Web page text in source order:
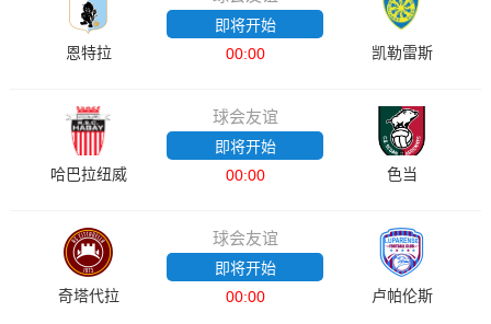
恩特拉
即将开始
00:00
凯勒雷斯
哈巴拉纽威
球会友谊
即将开始
00:00
色当
奇塔代拉
球会友谊
即将开始
00:00
卢帕伦斯